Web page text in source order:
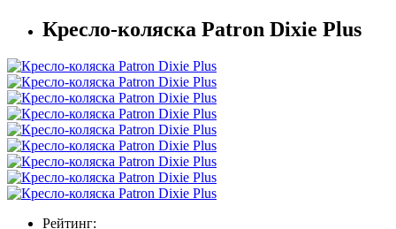
Кресло-коляска Patron Dixie Plus
Рейтинг: